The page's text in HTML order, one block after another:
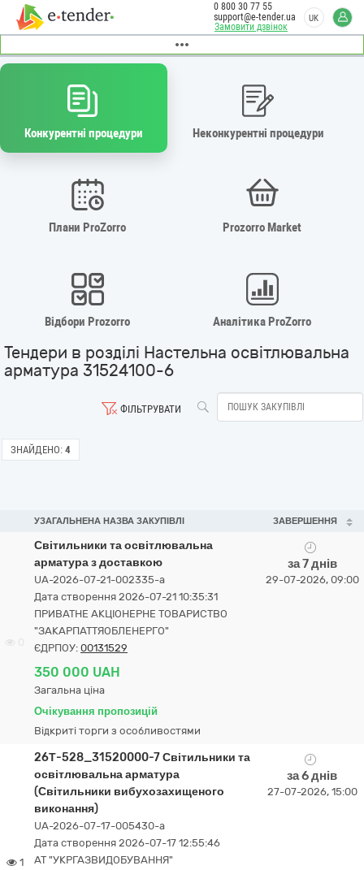
Замовити дзвінок
0 800 30 77 55
support@e-tender.ua
UK
Конкурентні процедури Неконкурентні процедури
Плани ProZorro Prozorro Market
Відбори Prozorro Аналітика ProZorro
Тендери в розділі Настельна освітлювальна
арматура 31524100-6
ФІЛЬТРУВАТИ
ЗНАЙДЕНО: 4
УЗАГАЛЬНЕНА НАЗВА ЗАКУПІВЛІ ЗАВЕРШЕННЯ
Світильники та освітлювальна
арматура з доставкою
UA-2026-07-21-002335-a
Дата створення 2026-07-21 10:35:31
ПРИВАТНЕ АКЦІОНЕРНЕ ТОВАРИСТВО
"ЗАКАРПАТТЯОБЛЕНЕРГО"
ЄДРПОУ: 00131529
350 000 UAH
Загальна ціна
Очікування пропозицій
Відкриті торги з особливостями
за 7 днів
29-07-2026, 09:00
1
26Т-528_31520000-7 Світильники та
освітлювальна арматура
(Світильники вибухозахищеного
виконання)
UA-2026-07-17-005430-a
Дата створення 2026-07-17 12:55:46
АТ "УКРГАЗВИДОБУВАННЯ"
за 6 днів
27-07-2026, 15:00